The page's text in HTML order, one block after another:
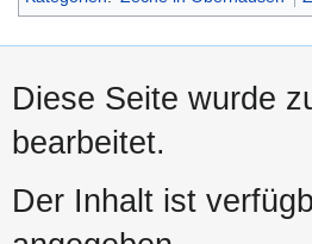
Diese Seite wurde
bearbeitet.
Der Inhalt ist